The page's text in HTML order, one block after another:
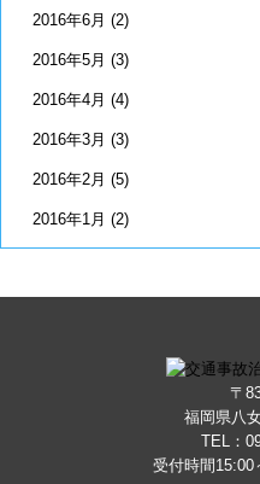
2016年6月 (2)
2016年5月 (3)
2016年4月 (4)
2016年3月 (3)
2016年2月 (5)
2016年1月 (2)
〒
福岡県八
TEL：
受付時間